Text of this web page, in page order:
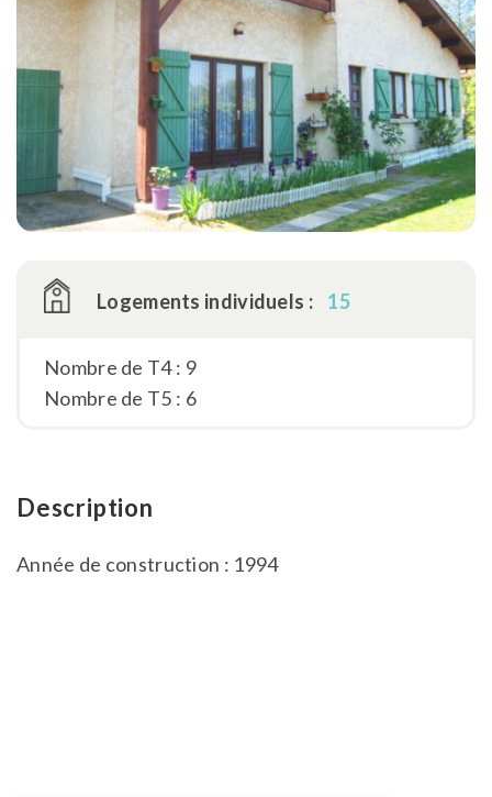
Logements individuels : 15
Nombre de T4 : 9
Nombre de T5 : 6
Description
Année de construction : 1994